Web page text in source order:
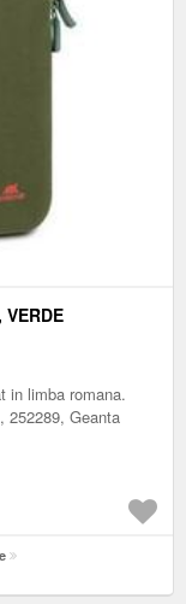
VERDE
in limba romana.
252289, Geanta